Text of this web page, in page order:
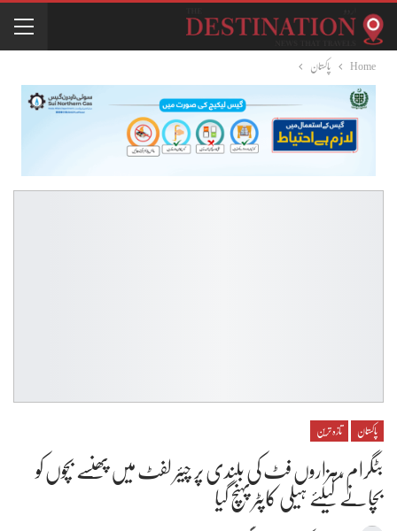
Home پاکستان
پاکستان تازہ ترین
بٹگرام ،ہزاروں فٹ کی بلندی پر چیئر لفٹ میں پھنسے بچوں کو
بچانے کیلئے ہیلی کاپٹر پہنچ گیا